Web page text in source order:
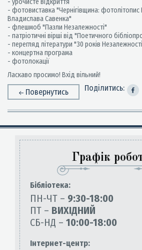
- урочисте відкриття
- фотовиставка "Чернігівщина: фотолітопис
Владислава Савенка"
- флешмоб "Пазли Незалежності"
- патріотичні вірші від "Поетичного
- перегляд літератури "30 років
- концертна програма
- фотолокації
Ласкаво просимо! Вхід вільний!
Повернутись Поділитись:
Графік
Бiблiотека:
ПН-ЧТ – 9:30-18:00
ПТ – ВИХІДНИЙ
СБ-НД – 10:00-18:00
Інтернет-центр: